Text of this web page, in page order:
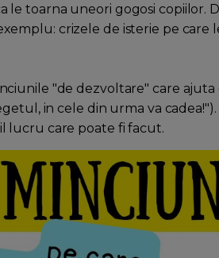
le toarna uneori gogosi copiilor.
crizele de isterie pe care
"de dezvoltare" care ajuta
in cele din urma va
lucru care poate fi facut.